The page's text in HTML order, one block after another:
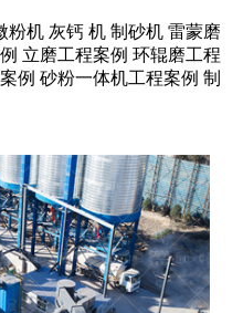
粉机 灰钙 机 制砂机 雷蒙磨
立磨工程案例 环辊磨工程
例 砂粉一体机工程案例 制